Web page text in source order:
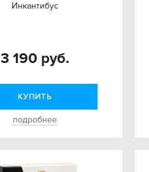
Инкантибус
3 190 руб.
КУПИТЬ
подробнее